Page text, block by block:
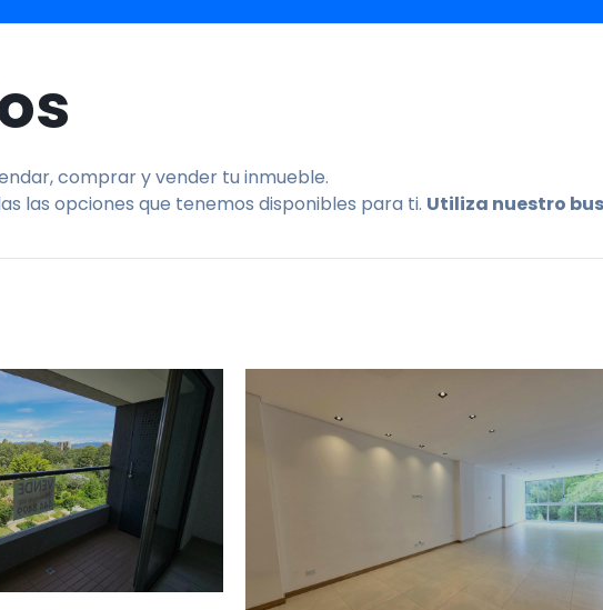
comprar y vender tu inmueble.
las opciones que tenemos disponibles para ti. Utiliza nuestro